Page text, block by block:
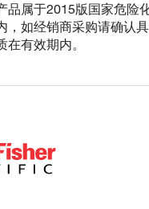
品属于2015版国家危险
，如经销商采购请确认
在有效期内。